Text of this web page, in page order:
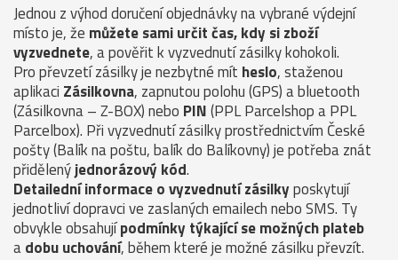
Jednou z výhod doručení objednávky na vybrané výdejní
místo je, že můžete sami určit čas, kdy si zboží
vyzvednete, a pověřit k vyzvednutí zásilky kohokoli.
Pro převzetí zásilky je nezbytné mít heslo, staženou
aplikaci Zásilkovna, zapnutou polohu (GPS) a bluetooth
(Zásilkovna – Z-BOX) nebo PIN(PPL Parcelshop a PPL
Parcelbox). Při vyzvednutí zásilky prostřednictvím České
pošty (Balík na poštu, balík do Balíkovny) je potřeba znát
přidělenýjednorázový kód.
Detailední informace o vyzvednutí zásilkyposkytují
jednotliví dopravci ve zaslaných emailech nebo SMS. Ty
obvykle obsahujípodmínky týkající se možných plateb
adobu uchování, během které je možné zásilku převzít.